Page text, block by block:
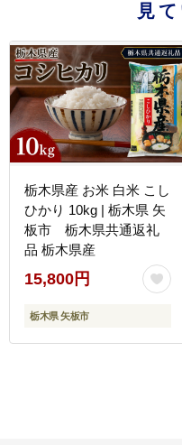
見
栃木県産 お米 白米 こし
ひかり 10kg | 栃木県 矢
板市 栃木県共通返礼
品 栃木県産
15,800円
栃木県 矢板市